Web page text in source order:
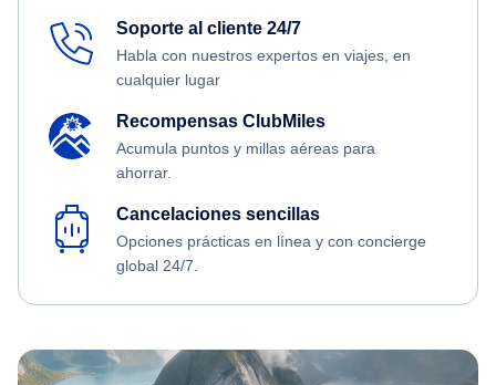
Soporte al cliente 24/7
Habla con nuestros expertos en viajes, en
cualquier lugar
Recompensas ClubMiles
Acumula puntos y millas aéreas para
ahorrar.
Cancelaciones sencillas
Opciones prácticas en línea y con concierge
global 24/7.